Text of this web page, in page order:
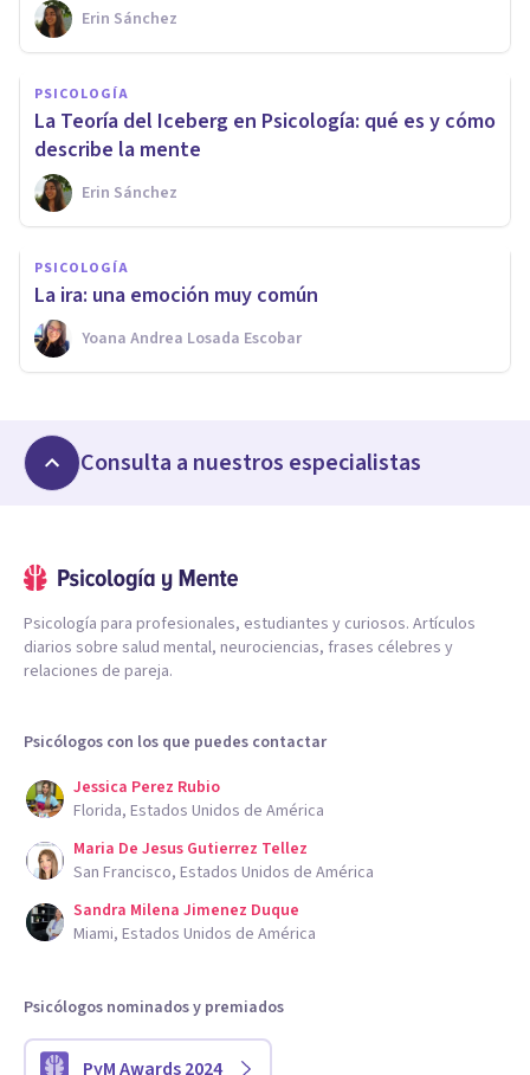
Erin Sánchez
PSICOLOGÍA
La Teoría del Iceberg en Psicología: qué es y cómo
describe la mente
Erin Sánchez
PSICOLOGÍA
La ira: una emoción muy común
Yoana Andrea Losada Escobar
Consulta a nuestros especialistas
Psicología para profesionales, estudiantes y curiosos. Artículos
diarios sobre salud mental, neurociencias, frases célebres y
relaciones de pareja.
Psicólogos con los que puedes contactar
Jessica Perez Rubio
Florida, Estados Unidos de América
Maria De Jesus Gutierrez Tellez
San Francisco, Estados Unidos de América
Sandra Milena Jimenez Duque
Miami, Estados Unidos de América
Psicólogos nominados y premiados
PyM Awards 2024